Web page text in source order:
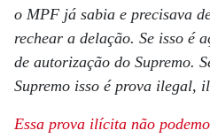
o MPF já sabia e precisava
rechear a delação. Se isso é
de autorização do Supremo.
Supremo isso é prova ilegal,
Essa prova ilícita não